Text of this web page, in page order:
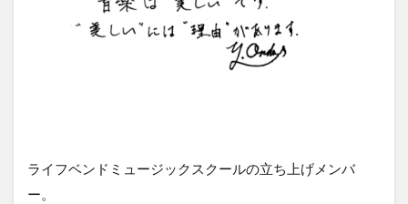
ライフベンドミュージックスクールの立ち上げメンバ
ー。